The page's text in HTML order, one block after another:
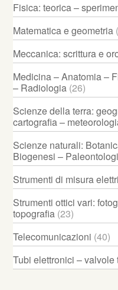
Fisica: teorica –
Matematica e geometria
Meccanica: scrittura e
Medicina – Anatomia –
– Radiologia (26)
Scienze della terra:
cartografia –
Scienze naturali:
Biogenesi –
Strumenti di misura
Strumenti ottici vari:
topografia (23)
Telecomunicazioni (40)
Tubi elettronici – valvole